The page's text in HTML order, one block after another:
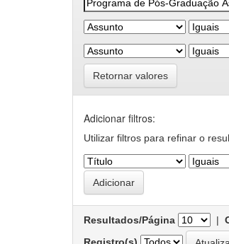
Retornar valores
Adicionar filtros:
Utilizar filtros para refinar o
Resultados/Página |
Registro(s)